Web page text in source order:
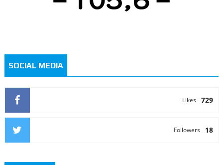
SOCIAL MEDIA
729
Likes
18
Followers